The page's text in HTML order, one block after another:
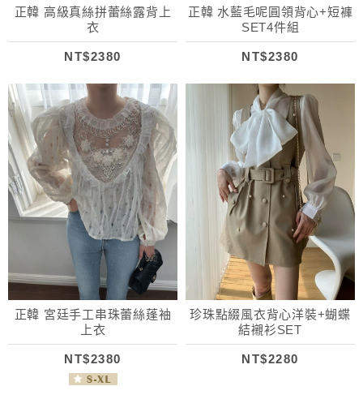
正韓 高級真絲拼蕾絲露背上
衣
NT$2380
正韓 水藍毛呢圓領背心+短褲
SET4件組
NT$2380
正韓 宮廷手工串珠蕾絲蓬袖
上衣
NT$2380
珍珠點綴風衣背心洋裝+蝴蝶
結襯衫SET
NT$2280